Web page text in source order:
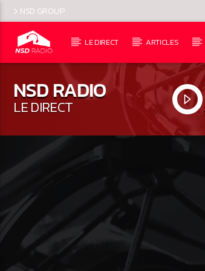
NSD GROUP
LE DIRECT ARTICLES
NSD RADIO
LE DIRECT